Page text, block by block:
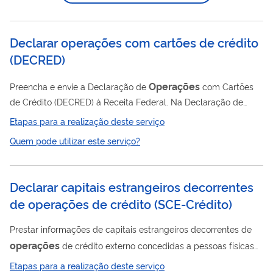
Declarar operações com cartões de crédito
(DECRED)
Preencha e envie a Declaração de Operações com Cartões
de Crédito (DECRED) à Receita Federal. Na Declaração de
Operações com Cartões de Crédito (DECRED) devem ser
informadas asoperações
efetuadas com cartão de crédito,
compreendendo a identificação dos usuários de seus serviços
e os montantes globais mensalmente movimentados. Prazo de
Receita Federal até as 23h59min59s (vinte e três horas,
cinquenta e nove minutos e cinquenta e nove...
Etapas para a realização deste serviço
Quem pode utilizar este serviço?
Declarar capitais estrangeiros decorrentes
de operações de crédito(SCE-Crédito)
Prestar informações de capitais estrangeiros decorrentes de
operações de crédito externo concedidas a pessoas físicas
ou jurídicas residentes no Brasil. Devem ser declaradas ao
Etapas para a realização deste serviço